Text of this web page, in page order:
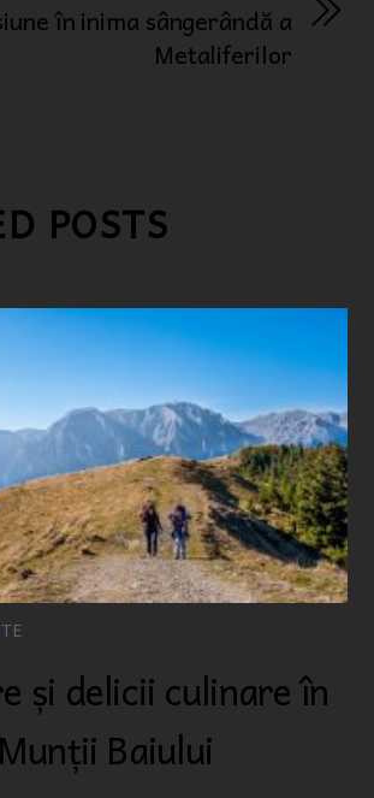
în inima sângerândă a
Metaliferilor
POSTS
și delicii culinare în
Munții Baiului